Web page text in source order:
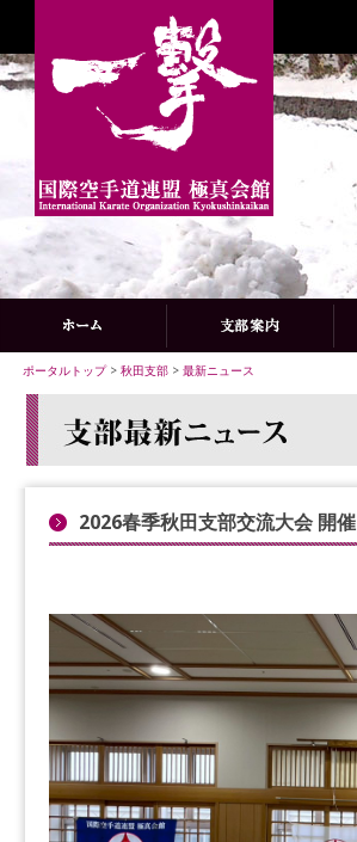
ポータルトップ> 秋田支部 > 最新ニュース
2026春季秋田支部交流大会 開催